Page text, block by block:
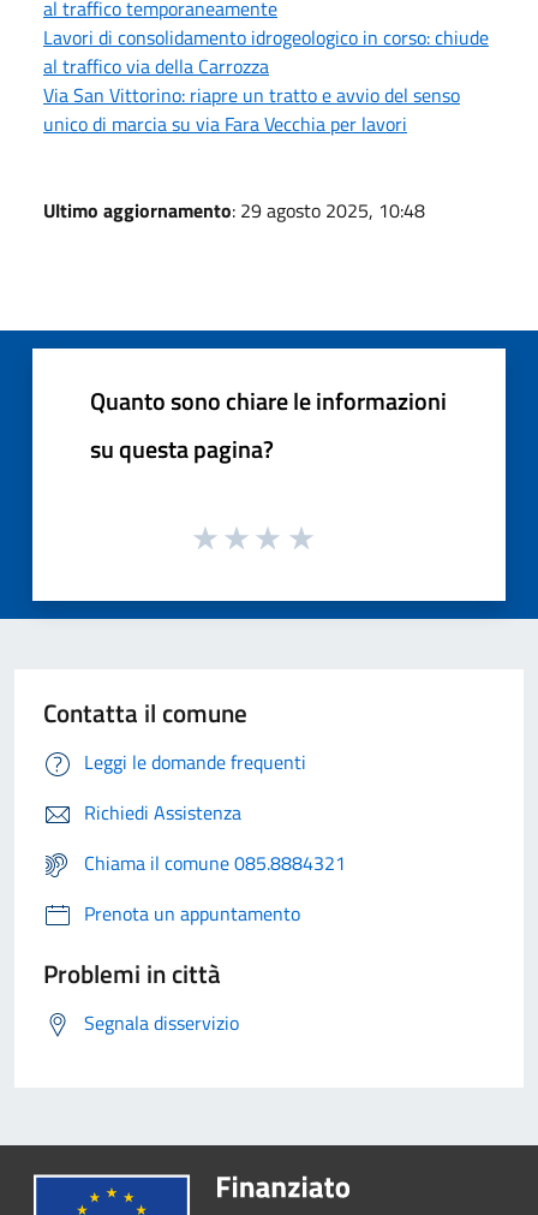
al traffico temporaneamente
Lavori di consolidamento idrogeologico in corso: chiude
al traffico via della Carrozza
Via San Vittorino: riapre un tratto e avvio del senso
unico di marcia su via Fara Vecchia per lavori
Ultimo aggiornamento: 29 agosto 2025, 10:48
Quanto sono chiare le informazioni
su questa pagina?
Contatta il comune
Leggi le domande frequenti
Richiedi Assistenza
Chiama il comune 085.8884321
Prenota un appuntamento
Problemi in città
Segnala disservizio